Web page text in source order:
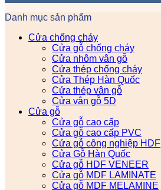
Danh mục sản phẩm
Cửa chống cháy
Cửa gỗ chống cháy
Cửa nhôm vân gỗ
Cửa thép chống cháy
Cửa Thép Hàn Quốc
Cửa thép vân gỗ
Cửa vân gỗ 5D
Cửa gỗ
Cửa gỗ cao cấp
Cửa gỗ cao cấp PVC
Cửa gỗ công nghiệp HDF
Cửa Gỗ Hàn Quốc
Cửa gỗ HDF VENEER
Cửa gỗ MDF LAMINATE
Cửa gỗ MDF MELAMINE